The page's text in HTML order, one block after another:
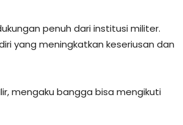
penuh dari institusi militer.
yang meningkatkan keseriusan dan
mengaku bangga bisa mengikuti